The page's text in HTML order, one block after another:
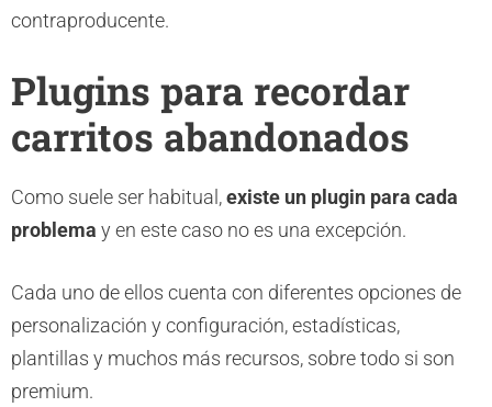
contraproducente.
Plugins para recordar
carritos abandonados
Como suele ser habitual,existe un plugin para cada
problema y en este caso no es una excepción.
Cada uno de ellos cuenta con diferentes opciones de
personalización y configuración, estadísticas,
plantillas y muchos más recursos, sobre todo si son
premium.